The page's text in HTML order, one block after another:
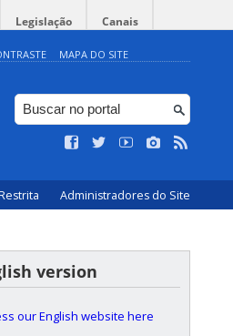
Legislação Canais
MAPA DO SITE
Administradores do Site
version
our English website here